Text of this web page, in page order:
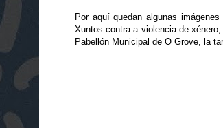
Por aquí quedan algunas
Xuntos contra a violencia de
Pabellón Municipal de O Grove , la